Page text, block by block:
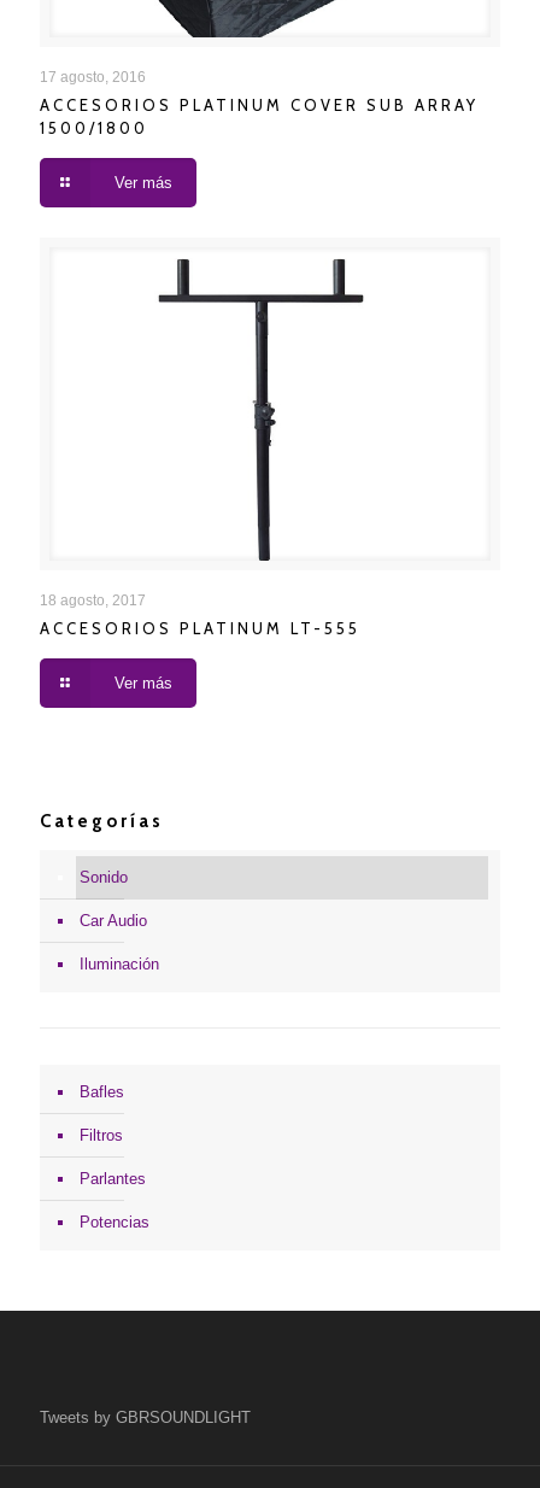
ACCESORIOS PLATINUM COVER SUB ARRAY
17 agosto, 2016
ACCESORIOS PLATINUM COVER SUB ARRAY
1500/1800
Ver más
ACCESORIOS PLATINUM LT-555
18 agosto, 2017
ACCESORIOS PLATINUM LT-555
Ver más
Categorías
Sonido
Car Audio
Iluminación
Bafles
Filtros
Parlantes
Potencias
Tweets by GBRSOUNDLIGHT